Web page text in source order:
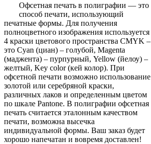
Офсетная печать в полиграфии — это
способ печати, использующий
печатные формы. Для получения
полноцветного изображения используется
4 краски цветового пространства CMYK –
это Cyan (циан) – голубой, Magenta
(маджента) – пурпурный, Yellow (йелоу) –
желтый, Key color (кей колор). При
офсетной печати возможно использование
золотой или серебряной краски,
различных лаков и определенным цветом
по шкале Pantone. В полиграфии офсетная
печать считается эталонным качеством
печати, возможна высечка
индивидуальной формы. Ваш заказ будет
хорошо напечатан и вовремя доставлен!